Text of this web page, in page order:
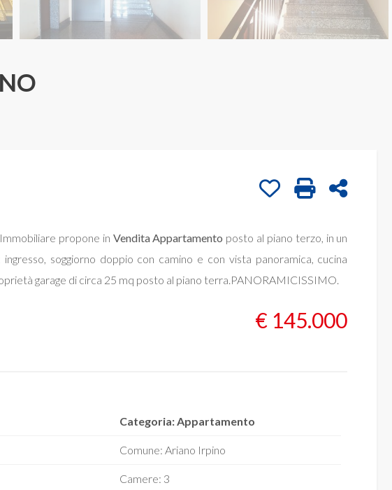
Stampa: Cod.
Preferiti: Cod. ar584
propone in Vendita Appartamento posto al piano terzo, in un
soggiorno doppio con camino e con vista panoramica, cucina
garage di circa 25 mq posto al piano terra.PANORAMICISSIMO.
€ 145.000
Categoria: Appartamento
Comune: Ariano Irpino
Camere: 3